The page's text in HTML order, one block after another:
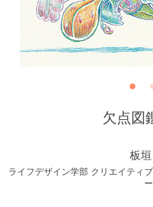
欠点図
板
ライフデザイン学部 クリエイティ